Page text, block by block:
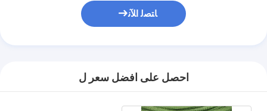
ﺎﺘﺼﻟ ﺍﻶﻧ
احصل على افضل سعر ل